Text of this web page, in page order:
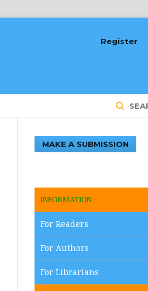
Register
MAKE A SUBMISSION
INFORMATION
For Readers
For Authors
For Librarians